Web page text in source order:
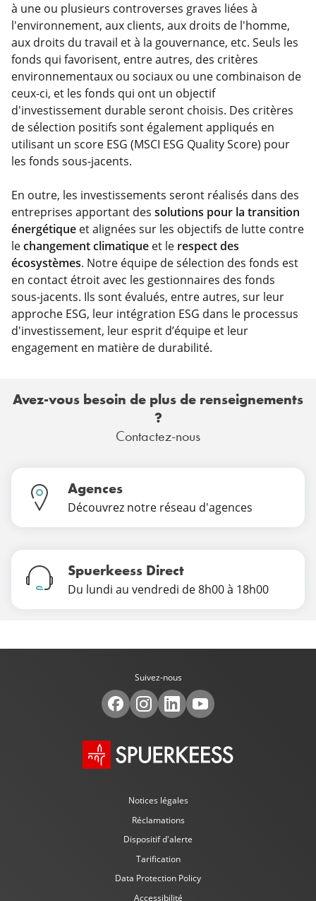
à une ou plusieurs controverses graves liées à
l'environnement, aux clients, aux droits de l'homme,
aux droits du travail et à la gouvernance, etc. Seuls les
fonds qui favorisent, entre autres, des critères
environnementaux ou sociaux ou une combinaison de
ceux-ci, et les fonds qui ont un objectif
d'investissement durable seront choisis. Des critères
de sélection positifs sont également appliqués en
utilisant un score ESG (MSCI ESG Quality Score) pour
les fonds sous-jacents.
En outre, les investissements seront réalisés dans des
entreprises apportant des solutions pour la transition
énergétique et alignées sur les objectifs de lutte contre
lechangement climatique et le respect des
écosystèmes. Notre équipe de sélection des fonds est
en contact étroit avec les gestionnaires des fonds
sous-jacents. Ils sont évalués, entre autres, sur leur
approche ESG, leur intégration ESG dans le processus
d'investissement, leur esprit d’équipe et leur
engagement en matière de durabilité.
Avez-vous besoin de plus de renseignements
?
Contactez-nous
Agences
Découvrez notre réseau d'agences
Spuerkeess Direct
Du lundi au vendredi de 8h00 à 18h00
Suivez-nous
Notices légales
Réclamations
Dispositif d'alerte
Tarification
Data Protection Policy
Accessibilité